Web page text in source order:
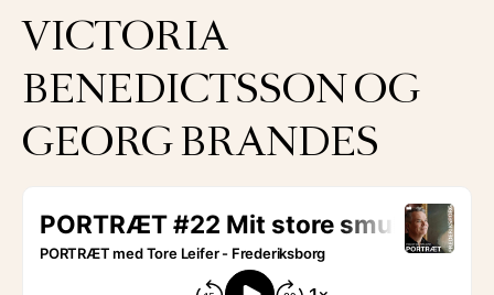
VICTORIA
BENEDICTSSON OG
GEORG BRANDES